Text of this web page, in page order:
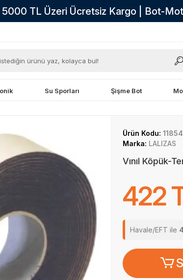
5000 TL Üzeri Ücretsiz Kargo | Bot-
Su Sporları Şişme Bot
Ürün Kodu: 11854
Marka: LALIZAS
Vınıl Köpük-
422
Havale/EFT ile